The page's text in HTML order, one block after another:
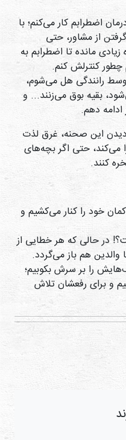
اضطرابم کار می‌کنم؛ با
از مشاور، حتی
مانده تا اضطرابم به
کنترلش کنم.
رانندگی هل می‌شوم،
بقیه بوق می‌زنند... و
دهم.
این صحنه، غرق لذت
حتی اگر بچه‌های
کنند.
خود را کنار می‌کشیم و
در حالی که هر خطایی از
هم باز می‌گردد.
را بر سرش بکوبیم؛
و برای رفعشان تلاش